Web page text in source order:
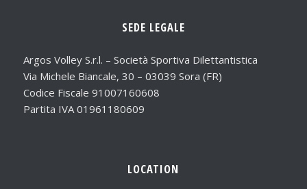
SEDE LEGALE
Argos Volley S.r.l. – Società Sportiva Dilettantistica
Via Michele Biancale, 30 – 03039 Sora (FR)
Codice Fiscale 91007160608
Partita IVA 01961180609
LOCATION